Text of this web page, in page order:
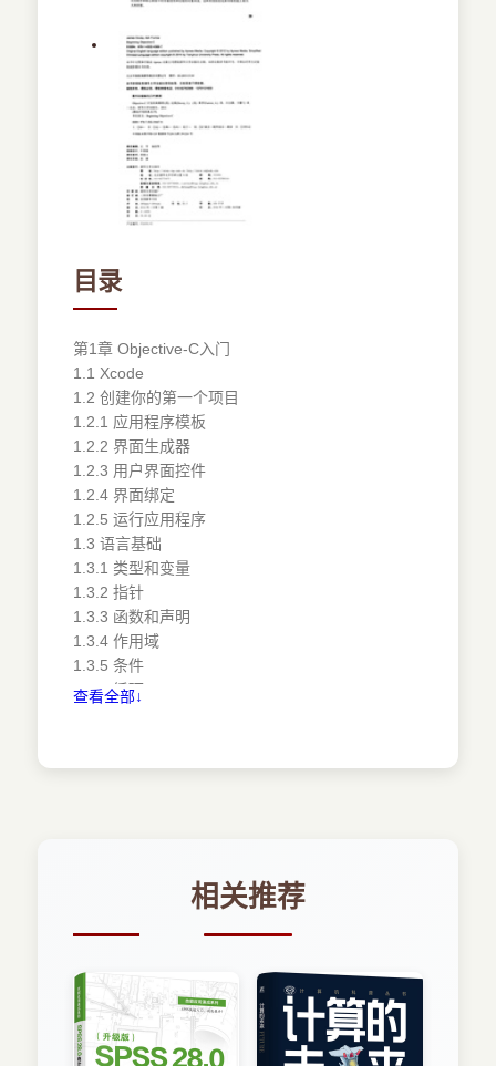
目录
第1章 Objective-C入门
1.1 Xcode
1.2 创建你的第一个项目
1.2.1 应用程序模板
1.2.2 界面生成器
1.2.3 用户界面控件
1.2.4 界面绑定
1.2.5 运行应用程序
1.3 语言基础
1.3.1 类型和变量
1.3.2 指针
1.3.3 函数和声明
1.3.4 作用域
1.3.5 条件
1.3.6 循环
2.2 0bjective-C中的对象
2.3 编写Objective-C代码
2.3.1 内存分配和初始化
2.3.3 内存管理
2.3.4 类接口
2.3.5 方法
2.3.6 属性
查看全部↓
相关推荐